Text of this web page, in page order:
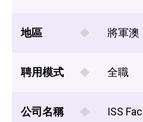
地區 將軍澳
聘用模式 全職
公司名稱 ISS